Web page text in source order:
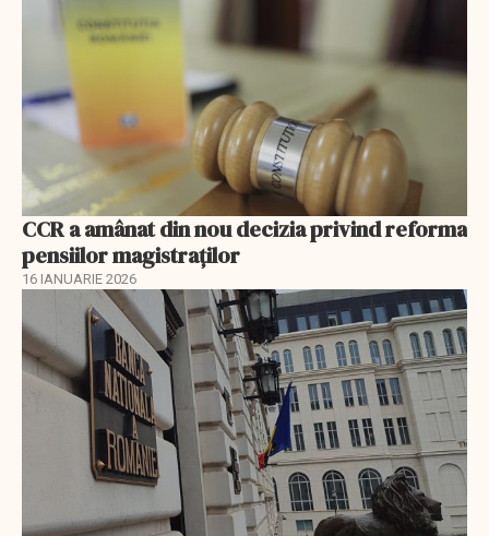
CCR a amânat din nou decizia privind reforma
pensiilor magistraţilor
16 IANUARIE 2026